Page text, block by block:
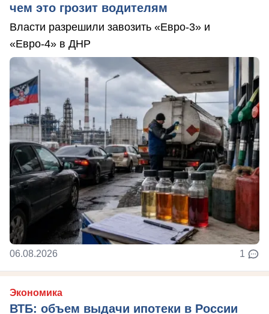
чем это грозит водителям
Власти разрешили завозить «Евро-3» и
«Евро-4» в ДНР
06.08.2026 1
Экономика
ВТБ: объем выдачи ипотеки в России